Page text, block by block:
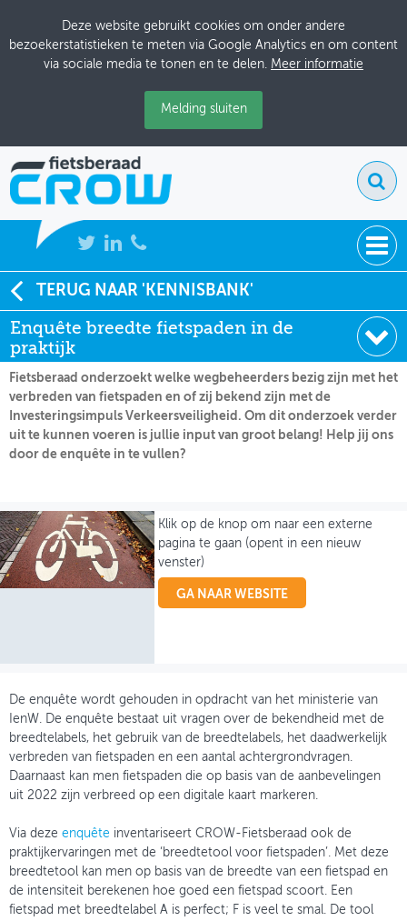
Deze website gebruikt cookies om onder andere
bezoekerstatistieken te meten via Google Analytics en om content
via sociale media te tonen en te delen. Meer informatie
Melding sluiten
NIEUWS
BIJEENKOMSTEN
KENNISBANK
ADRESSENBOEK
OVER FIETSBERAAD
MIJN PROFIEL
GEBRUIKER
TERUG NAAR 'KENNISBANK'
Enquête breedte fietspaden in de
praktijk
Soort:
Nieuws Fietsberaad
Datum:
03-04-2024
Fietsberaad onderzoekt welke wegbeheerders bezig zijn met het
verbreden van fietspaden en of zij bekend zijn met de
Investeringsimpuls Verkeersveiligheid. Om dit onderzoek verder
uit te kunnen voeren is jullie input van groot belang! Help jij ons
door de enquête in te vullen?
Klik op de knop om naar een externe
pagina te gaan (opent in een nieuw
venster)
GA NAAR WEBSITE
De enquête wordt gehouden in opdracht van het ministerie van
IenW. De enquête bestaat uit vragen over de bekendheid met de
breedtelabels, het gebruik van de breedtelabels, het daadwerkelijk
verbreden van fietspaden en een aantal achtergrondvragen.
Daarnaast kan men fietspaden die op basis van de aanbevelingen
uit 2022 zijn verbreed op een digitale kaart markeren.
Via deze enquête inventariseert CROW-Fietsberaad ook de
praktijkervaringen met de ‘breedtetool voor fietspaden’. Met deze
breedtetool kan men op basis van de breedte van een fietspad en
de intensiteit berekenen hoe goed een fietspad scoort. Een
fietspad met breedtelabel A is perfect; F is veel te smal. De tool